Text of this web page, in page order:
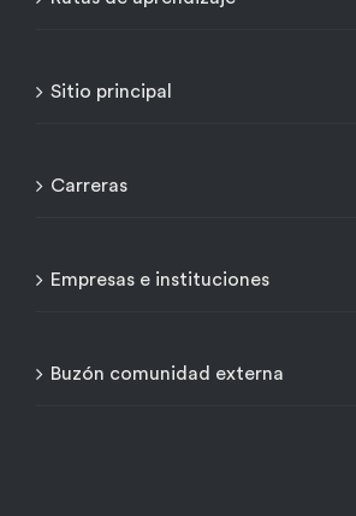
Sitio principal
Carreras
Empresas e instituciones
Buzón comunidad externa